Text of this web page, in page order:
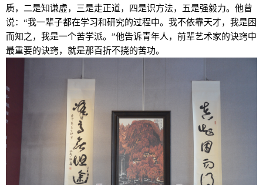
质，二是知谦虚，三是走正道，四是识方法，五是强毅力。他曾
说：“我一辈子都在学习和研究的过程中。我不依靠天才，我是困
而知之，我是一个苦学派。”他告诉青年人，前辈艺术家的诀窍中
最重要的诀窍，就是那百折不挠的苦功。